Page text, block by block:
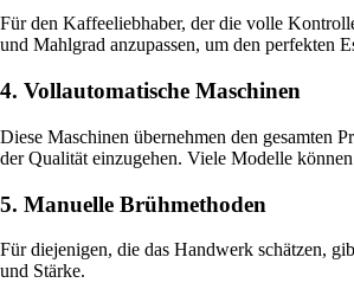
Für den Kaffeeliebhaber, der die volle
und Mahlgrad anzupassen, um den perfekten
4. Vollautomatische Maschinen
Diese Maschinen übernehmen den gesamten
der Qualität einzugehen. Viele Modelle
5. Manuelle Brühmethoden
Für diejenigen, die das Handwerk schätzen,
und Stärke.